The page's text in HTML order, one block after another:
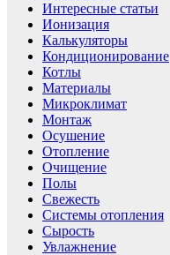
Интересные статьи
Ионизация
Калькуляторы
Кондиционирование
Котлы
Материалы
Микроклимат
Монтаж
Осушение
Отопление
Очищение
Полы
Свежесть
Системы отопления
Сырость
Увлажнение